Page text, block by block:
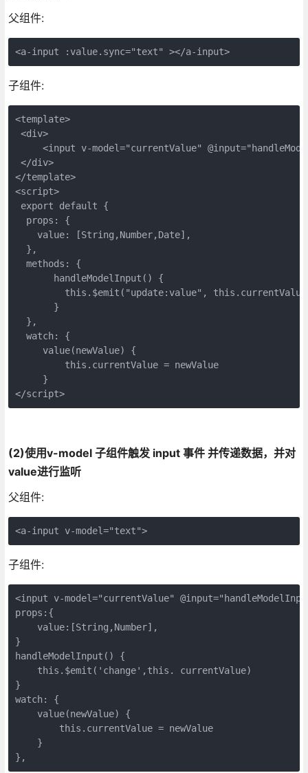
父组件:
<a-input :value.sync="text" ></a-input>
子组件:
<template>
<div>
<input v-model="currentValue"
</div>
</template>
<script>
export default {
  props: {
    value: [String,Number,Date],
  },
  methods: {
       handleModelInput() {
this.$emit("update:value",
       }
  },
  watch: {
     value(newValue) {
         this.currentValue = newValue
     }
</script>
(2)使用v-model 子组件触发 input 事件 并传递数据，并对
value进行监听
父组件:
<a-input v-model="text">
子组件:
<input v-model="currentValue"
props:{
    value:[String,Number],
}
handleModelInput() {
    this.$emit('change',this. currentValue)
}
watch: {
    value(newValue) {
        this.currentValue = newValue
    }
},